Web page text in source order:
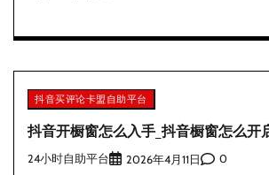
抖音买评论卡盟自助平台
抖音开橱窗怎么入手_抖音橱窗怎么开
24小时自助平台 2026年4月11日 0